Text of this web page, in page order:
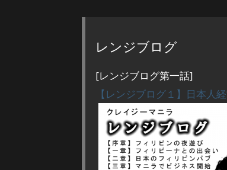
レンジブログ
[レンジブログ第一話]
【レンジブログ１】日本人